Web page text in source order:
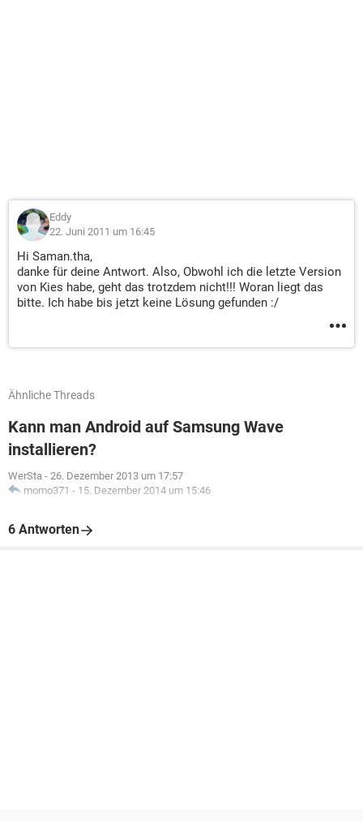
Eddy
22. Juni 2011 um 16:45
Hi Saman.tha,
danke für deine Antwort. Also, Obwohl ich die letzte Version
von Kies habe, geht das trotzdem nicht!!! Woran liegt das
bitte. Ich habe bis jetzt keine Lösung gefunden :/
Ähnliche Threads
Kann man Android auf Samsung Wave
installieren?
WerSta - 26. Dezember 2013 um 17:57
momo371 - 15. Dezember 2014 um 15:46
6 Antworten